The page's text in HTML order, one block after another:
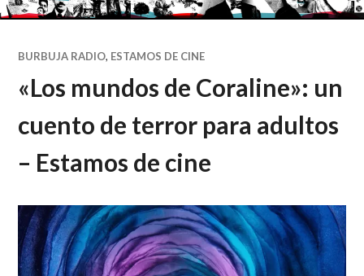
BURBUJA RADIO, ESTAMOS DE CINE
«Los mundos de Coraline»: un
cuento de terror para adultos
– Estamos de cine